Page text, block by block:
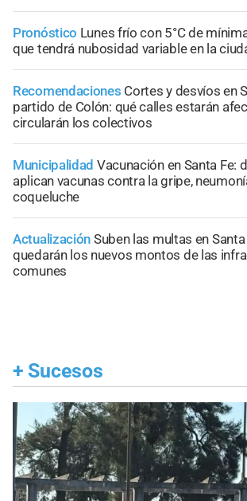
Pronóstico Lunes frío con 5°C de
que tendrá nubosidad variable en la
Recomendaciones Cortes y desvíos en
partido de Colón: qué calles estarán
circularán los colectivos
Municipalidad Vacunación en Santa Fe:
aplican vacunas contra la gripe,
coqueluche
Actualización Suben las multas en
quedarán los nuevos montos de las
comunes
+ Sucesos